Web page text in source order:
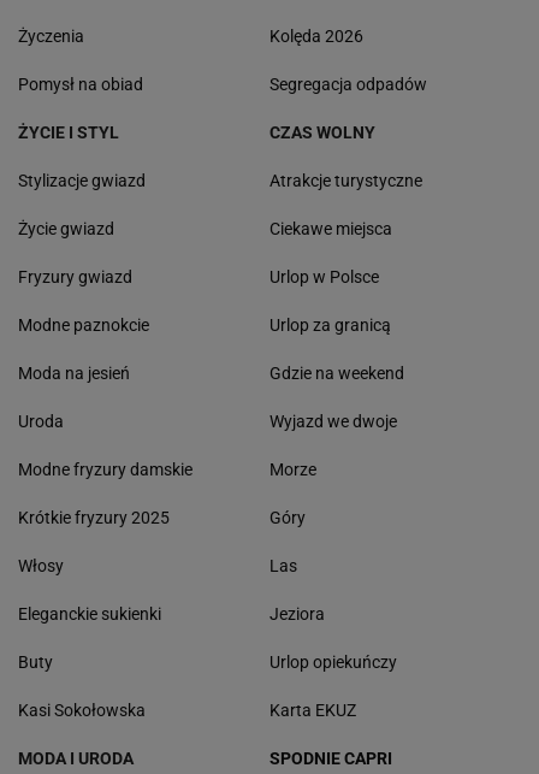
Życzenia
Pomysł na obiad
Kolęda 2026
Segregacja odpadów
ŻYCIE I STYL
Stylizacje gwiazd
Życie gwiazd
Fryzury gwiazd
Modne paznokcie
Moda na jesień
Uroda
Modne fryzury damskie
Krótkie fryzury 2025
Włosy
Eleganckie sukienki
Buty
Kasi Sokołowska
CZAS WOLNY
Atrakcje turystyczne
Ciekawe miejsca
Urlop w Polsce
Urlop za granicą
Gdzie na weekend
Wyjazd we dwoje
Morze
Góry
Las
Jeziora
Urlop opiekuńczy
Karta EKUZ
MODA I URODA SPODNIE CAPRI